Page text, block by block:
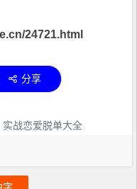
24721.html
分享